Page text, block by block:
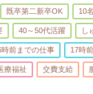
既卒第二新卒OK 10
40～50代活躍 し
時前までの仕事 17時
療福祉 交費支給